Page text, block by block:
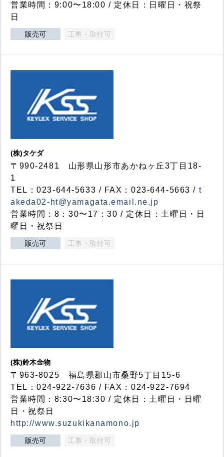
営業時間：9:00〜18:00 / 定休日：日曜日・祝祭
日
販売可 工事・取付可
(株)タケダ
〒990-2481 山形県山形市あかねヶ丘3丁目18-
1
TEL：023-644-5633 / FAX：023-644-5663 / t
akeda02-ht@yamagata.email.ne.jp
営業時間：8：30〜17：30 / 定休日：土曜日・日
曜日・祝祭日
販売可 工事・取付可
(株)鈴木金物
〒963-8025 福島県郡山市桑野5丁目15-6
TEL：024-922-7636 / FAX：024-922-7694
営業時間：8:30〜18:30 / 定休日：土曜日・日曜
日・祝祭日
http://www.suzukikanamono.jp
販売可 工事・取付可